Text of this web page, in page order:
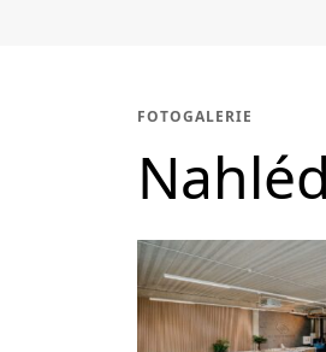
FOTOGALERIE